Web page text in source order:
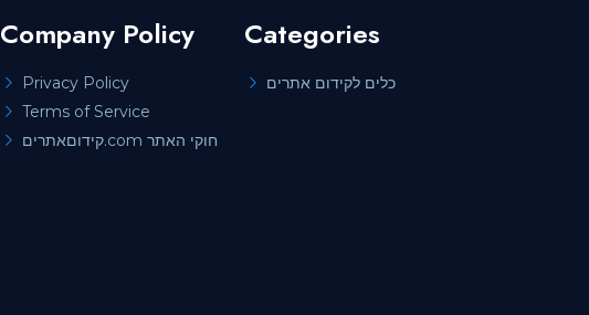
Company Policy
Privacy Policy
Terms of Service
קידוםאתרים.com חוקי האתר
Categories
כלים לקידום אתרים